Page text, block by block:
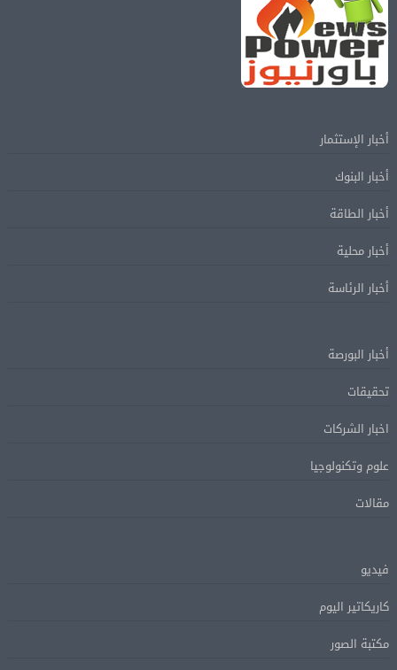
أخبار الإستثمار
أخبار البنوك
أخبار الطاقة
أخبار محلية
أخبار الرئاسة
أخبار البورصة
تحقيقات
اخبار الشركات
علوم وتكنولوجيا
مقالات
فيديو
كاريكاتير اليوم
مكتبة الصور